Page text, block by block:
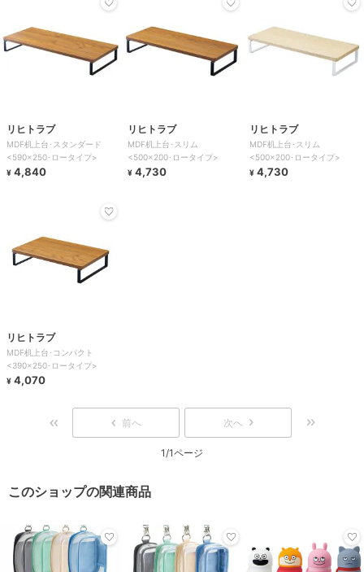
リヒトラブ
MDF机上台･スタンダード
<590×250･ロータイプ>
¥ 4,840
リヒトラブ
MDF机上台･スリム
<500×200･ロータイプ>
¥ 4,730
リヒトラブ
MDF机上台･スリム
<500×200･ロータイプ>
¥ 4,730
リヒトラブ
MDF机上台･コンパクト
<390×250･ロータイプ>
¥ 4,070
前へ 次へ
1/1ページ
このショップの関連商品